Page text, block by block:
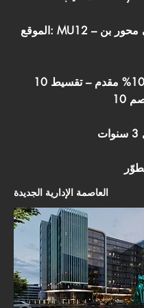
الموقع: MU12 – صف أول على محور بن
خطة السداد: 10% مقدم – تقسيط 10
العاصمة الإدارية الجديدة